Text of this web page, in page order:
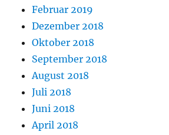
Februar 2019
Dezember 2018
Oktober 2018
September 2018
August 2018
Juli 2018
Juni 2018
April 2018